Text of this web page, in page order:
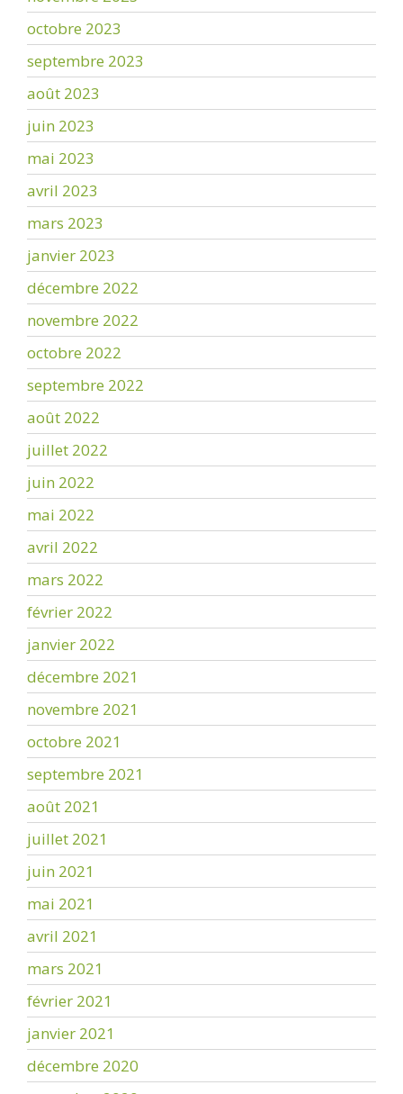
octobre 2023
septembre 2023
août 2023
juin 2023
mai 2023
avril 2023
mars 2023
janvier 2023
décembre 2022
novembre 2022
octobre 2022
septembre 2022
août 2022
juillet 2022
juin 2022
mai 2022
avril 2022
mars 2022
février 2022
janvier 2022
décembre 2021
novembre 2021
octobre 2021
septembre 2021
août 2021
juillet 2021
juin 2021
mai 2021
avril 2021
mars 2021
février 2021
janvier 2021
décembre 2020